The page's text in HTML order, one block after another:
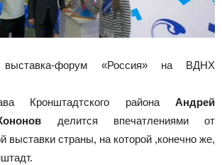
выставка-форум «Россия» на ВДНХ
Кронштадтского района Андрей
делится впечатлениями от
выставки страны, на которой ,конечно же,